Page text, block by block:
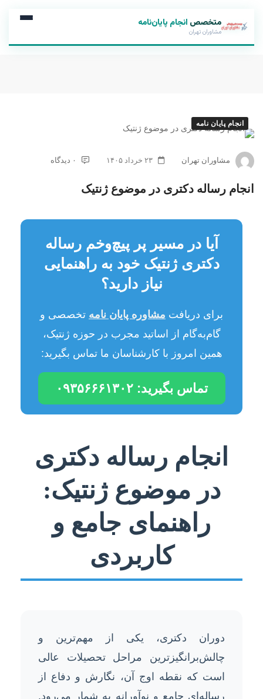
متخصص انجام پایان‌نامه
مشاوران تهران
انجام پایان نامه
مشاوران تهران ۲۳ خرداد ۱۴۰۵ ۰ دیدگاه
انجام رساله دکتری در موضوع ژنتیک
آیا در مسیر پر پیچ‌وخم رساله
دکتری ژنتیک خود به راهنمایی
نیاز دارید؟
برای دریافت مشاوره پایان نامه تخصصی و
گام‌به‌گام از اساتید مجرب در حوزه ژنتیک،
همین امروز با کارشناسان ما تماس بگیرید:
تماس بگیرید: ۰۹۳۵۶۶۶۱۳۰۲
انجام رساله دکتری
در موضوع ژنتیک:
راهنمای جامع و
کاربردی
دوران دکتری، یکی از مهم‌ترین و
چالش‌برانگیزترین مراحل تحصیلات عالی
است که نقطه اوج آن، نگارش و دفاع از
رساله‌ای جامع و نوآورانه به شمار می‌رود.